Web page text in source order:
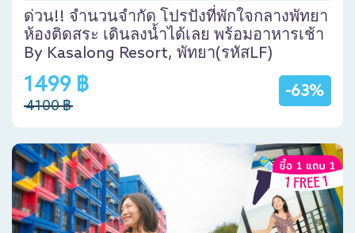
ด่วน!! จำนวนจำกัด โปรปังที่พักใจกลางพัทยา
ห้องติดสระ เดินลงน้ำได้เลย พร้อมอาหารเช้า
By Kasalong Resort, พัทยา(รหัสLF)
-63%
1499 ฿
4100 ฿